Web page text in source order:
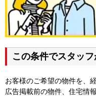
この条件でスタッ
お客様のご希望の物件を、
広告掲載前の物件、住宅情